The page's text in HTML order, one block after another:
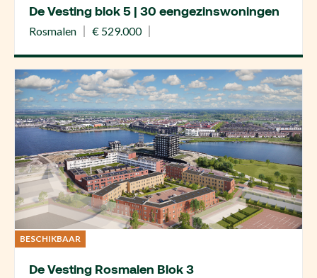
De Vesting blok 5 | 30 eengezinswoningen
Rosmalen € 529.000
BESCHIKBAAR
De Vesting Rosmalen Blok 3